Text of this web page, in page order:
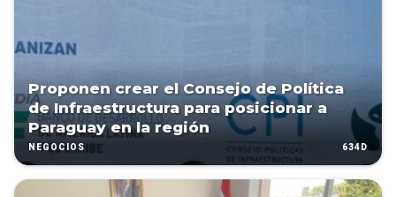
Proponen crear el Consejo de Política
de Infraestructura para posicionar a
Paraguay en la región
NEGOCIOS 634D